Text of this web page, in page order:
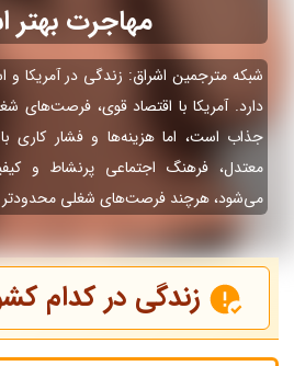
مهاجرت
شبکه مترجمین اشراق: زندگی در آمریکا و
دارد. آمریکا با اقتصاد قوی، فرصت‌های
جذاب است، اما هزینه‌ها و فشار کاری
معتدل، فرهنگ اجتماعی پرنشاط و
می‌شود، هرچند فرصت‌های شغلی محدودتر
زندگی در کدام